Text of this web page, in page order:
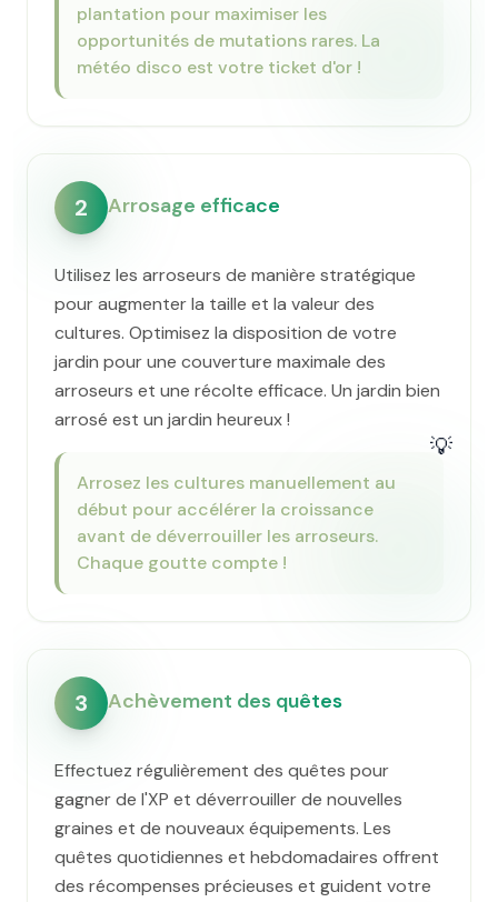
plantation pour maximiser les
opportunités de mutations rares. La
météo disco est votre ticket d'or !
2 Arrosage efficace
Utilisez les arroseurs de manière stratégique
pour augmenter la taille et la valeur des
cultures. Optimisez la disposition de votre
jardin pour une couverture maximale des
arroseurs et une récolte efficace. Un jardin bien
arrosé est un jardin heureux !
💡
Arrosez les cultures manuellement au
début pour accélérer la croissance
avant de déverrouiller les arroseurs.
Chaque goutte compte !
3 Achèvement des quêtes
Effectuez régulièrement des quêtes pour
gagner de l'XP et déverrouiller de nouvelles
graines et de nouveaux équipements. Les
quêtes quotidiennes et hebdomadaires offrent
des récompenses précieuses et guident votre